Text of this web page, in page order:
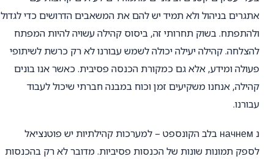
אתגרים בניהול ולא תמיד יש להם את המשאבים הדרושים כדי לגדול
ולהתפתח. בשוק תחרותי זה, ביסוס קהילה עשויה להיות המפתח
להצלחה. קהילה יעילה יכולה לשמש עבורנו לא רק כרשת לשיתופי
פעולה ומידע, אלא גם כמקורת הכנסה פסיבית. כאשר אנו בונים
קהילה, אנחנו משקיעים זמן וכוח במבנה חברתי שיכול לעבוד
עבורנו.
נ начнем בלב הקונספט – למערכות קהילתיות יש פוטנציאל
לספק תמונות שונות של הכנסות פסיביות. מדובר לא רק בהכנסות